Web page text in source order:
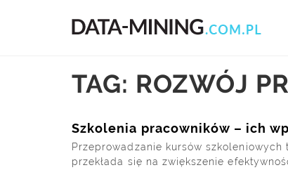
TAG: ROZWÓJ
Szkolenia pracowników – ich
Przeprowadzanie kursów
przekłada się na zwiększenie